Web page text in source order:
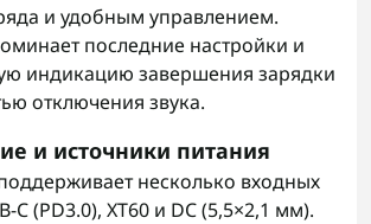
и удобным управлением.
последние настройки и
индикацию завершения зарядки
отключения звука.
и источники питания
несколько входных
C (PD3.0), XT60 и DC (5,5×2,1 мм).